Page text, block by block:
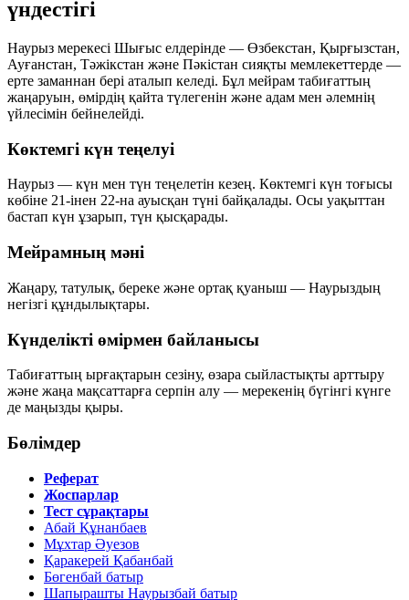
үндестігі
Наурыз мерекесі Шығыс елдерінде — Өзбекстан, Қырғызстан,
Ауғанстан, Тәжікстан және Пәкістан сияқты мемлекеттерде —
ерте заманнан бері аталып келеді. Бұл мейрам табиғаттың
жаңаруын, өмірдің қайта түлегенін және адам мен әлемнің
үйлесімін бейнелейді.
Көктемгі күн теңелуі
Наурыз — күн мен түн теңелетін кезең. Көктемгі күн тоғысы
көбіне 21-інен 22-на ауысқан түні байқалады. Осы уақыттан
бастап күн ұзарып, түн қысқарады.
Мейрамның мәні
Жаңару, татулық, береке және ортақ қуаныш — Наурыздың
негізгі құндылықтары.
Күнделікті өмірмен байланысы
Табиғаттың ырғақтарын сезіну, өзара сыйластықты арттыру
және жаңа мақсаттарға серпін алу — мерекенің бүгінгі күнге
де маңызды қыры.
Бөлімдер
Реферат
Жоспарлар
Тест сұрақтары
Абай Құнанбаев
Мұхтар Әуезов
Қаракерей Қабанбай
Бөгенбай батыр
Шапырашты Наурызбай батыр